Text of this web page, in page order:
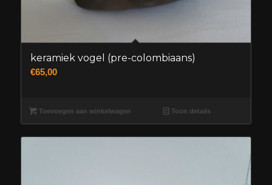
keramiek vogel (pre-colombiaans)
€65,00
Toevoegen aan winkelwagen Toon details